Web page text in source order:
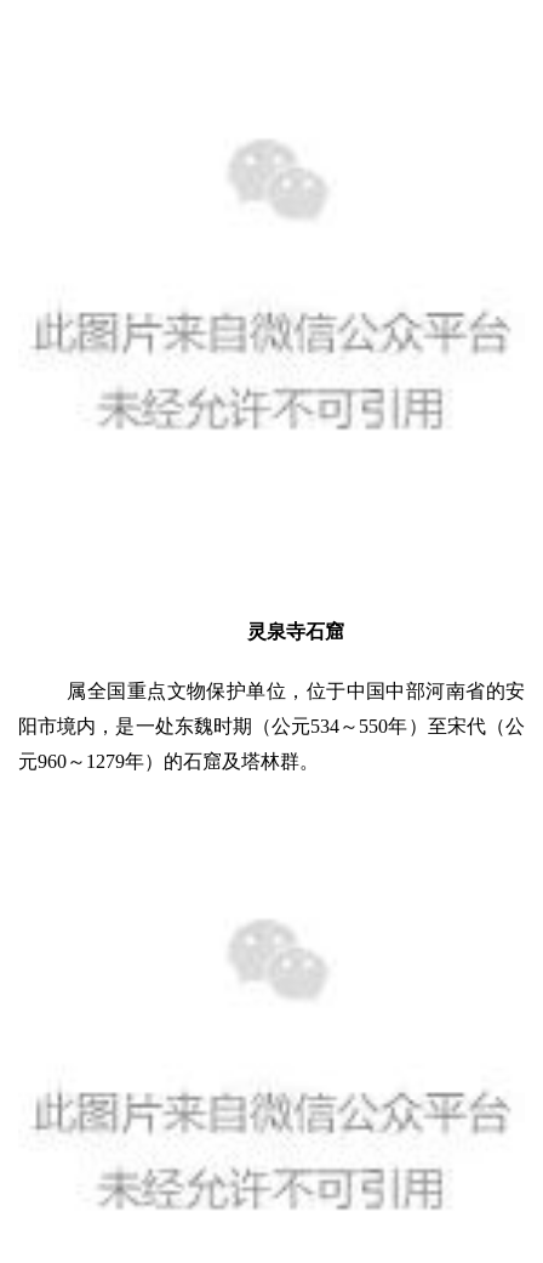
灵泉寺石窟
属全国重点文物保护单位，位于中国中部河南省的安
阳市境内，是一处东魏时期（公元534～550年）至宋代（公
元960～1279年）的石窟及塔林群。